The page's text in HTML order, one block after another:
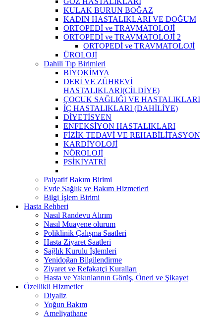
KULAK BURUN BOĞAZ
KADIN HASTALIKLARI VE DOĞUM
ORTOPEDİ ve TRAVMATOLOJİ
ORTOPEDİ ve TRAVMATOLOJİ 2
ORTOPEDİ ve TRAVMATOLOJİ
ÜROLOJİ
Dahili Tıp Birimleri
BİYOKİMYA
DERİ VE ZÜHREVİ
HASTALIKLARI(CİLDİYE)
ÇOCUK SAĞLIĞI VE HASTALIKLARI
İÇ HASTALIKLARI (DAHİLİYE)
DİYETİSYEN
ENFEKSİYON HASTALIKLARI
FİZİK TEDAVİ VE REHABİLİTASYON
KARDİYOLOJİ
NÖROLOJİ
PSİKİYATRİ
Palyatif Bakım Birimi
Evde Sağlık ve Bakım Hizmetleri
Bilgi İşlem Birimi
Hasta Rehberi
Nasıl Randevu Alırım
Nasıl Muayene olurum
Poliklinik Çalışma Saatleri
Hasta Ziyaret Saatleri
Sağlık Kurulu İşlemleri
Yenidoğan Bilgilendirme
Ziyaret ve Refakatçi Kuralları
Hasta ve Yakınlarının Görüş, Öneri ve Şikayet
Özellikli Hizmetler
Diyaliz
Yoğun Bakım
Ameliyathane